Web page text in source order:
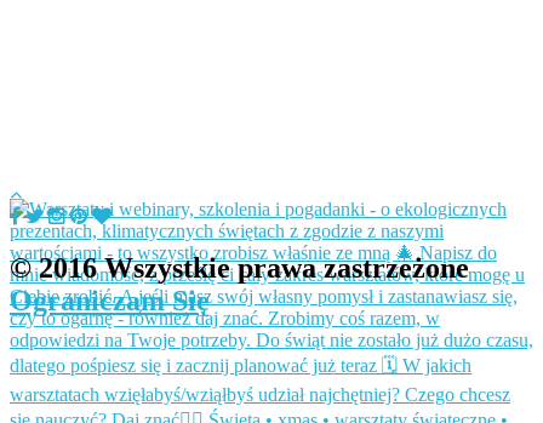
© 2016 Wszystkie prawa zastrzeżone
Ograniczam Się